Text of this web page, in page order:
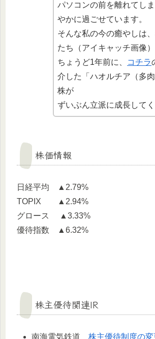
パソコンの前を離れてし
やかに過ごせています。
そんな私の今の癒やしは
たち（アイキャッチ画像）
ちょうど1年前に、
コチラ
介した「ハオルチア（多
株が
ずいぶん立派に成長して
株価情報
日経平均 ▲2.79%
TOPIX ▲2.94%
グロース ▲3.33%
優待指数 ▲6.32%
株主優待関連IR
南海電気鉄道株主優待制度の